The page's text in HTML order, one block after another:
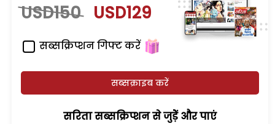
USD150 USD129
सब्सक्रिप्शन गिफ्ट करें
सब्सक्राइब करें
सरिता सब्सक्रिप्शन से जुड़ेें और पाएं